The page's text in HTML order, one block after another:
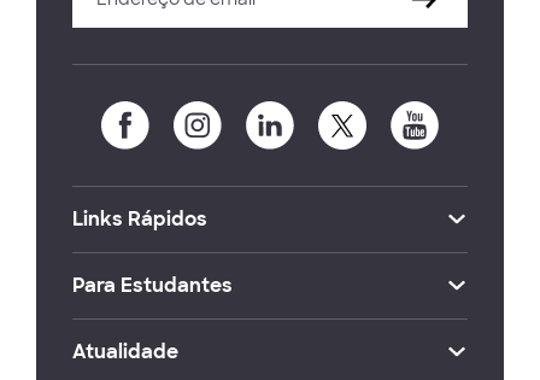
Links Rápidos
Para Estudantes
Atualidade